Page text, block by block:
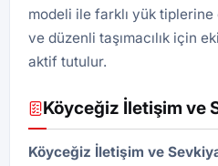
modeli ile farklı yük
ve düzenli taşımacılık için
aktif tutulur.
Köyceğiz İletişim ve
Köyceğiz İletişim ve